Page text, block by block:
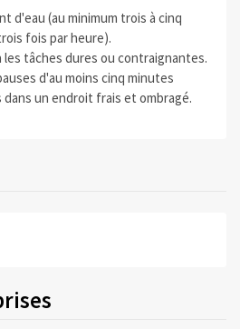
d'eau (au minimum trois à cinq
fois par heure).
tâches dures ou contraignantes.
d'au moins cinq minutes
un endroit frais et ombragé.